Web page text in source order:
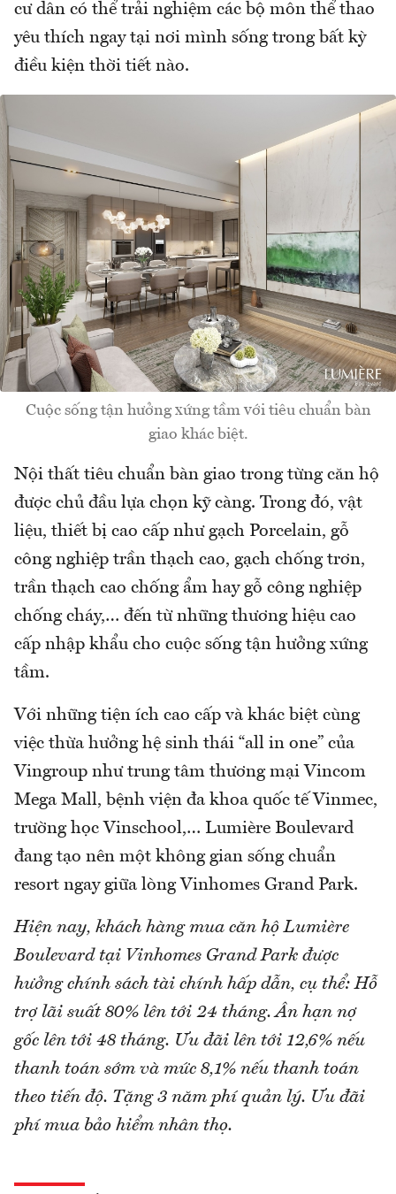
cư dân có thể trải nghiệm các bộ môn thể thao
yêu thích ngay tại nơi mình sống trong bất kỳ
điều kiện thời tiết nào.
Cuộc sống tận hưởng xứng tầm với tiêu chuẩn bàn
giao khác biệt.
Nội thất tiêu chuẩn bàn giao trong từng căn hộ
được chủ đầu lựa chọn kỹ càng. Trong đó, vật
liệu, thiết bị cao cấp như gạch Porcelain, gỗ
công nghiệp trần thạch cao, gạch chống trơn,
trần thạch cao chống ẩm hay gỗ công nghiệp
chống cháy,… đến từ những thương hiệu cao
cấp nhập khẩu cho cuộc sống tận hưởng xứng
tầm.
Với những tiện ích cao cấp và khác biệt cùng
việc thừa hưởng hệ sinh thái “all in one” của
Vingroup như trung tâm thương mại Vincom
Mega Mall, bệnh viện đa khoa quốc tế Vinmec,
trường học Vinschool,… Lumière Boulevard
đang tạo nên một không gian sống chuẩn
resort ngay giữa lòng Vinhomes Grand Park.
Hiện nay, khách hàng mua căn hộ Lumière
Boulevard tại Vinhomes Grand Park được
hưởng chính sách tài chính hấp dẫn, cụ thể: Hỗ
trợ lãi suất 80% lên tới 24 tháng. Ân hạn nợ
gốc lên tới 48 tháng. Ưu đãi lên tới 12,6% nếu
thanh toán sớm và mức 8,1% nếu thanh toán
theo tiến độ. Tặng 3 năm phí quản lý. Ưu đãi
phí mua bảo hiểm nhân thọ.